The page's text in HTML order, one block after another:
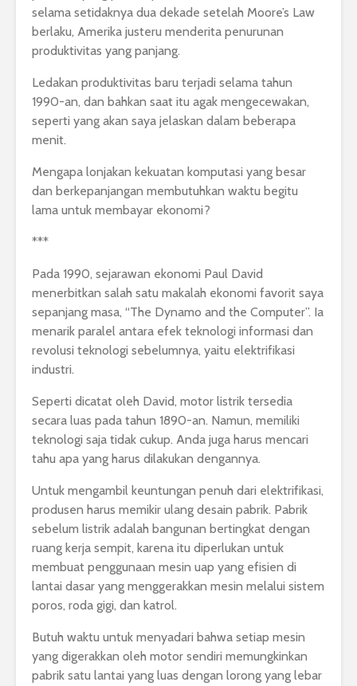
selama setidaknya dua dekade setelah Moore’s Law
berlaku, Amerika justeru menderita penurunan
produktivitas yang panjang.
Ledakan produktivitas baru terjadi selama tahun
1990-an, dan bahkan saat itu agak mengecewakan,
seperti yang akan saya jelaskan dalam beberapa
menit.
Mengapa lonjakan kekuatan komputasi yang besar
dan berkepanjangan membutuhkan waktu begitu
lama untuk membayar ekonomi?
***
Pada 1990, sejarawan ekonomi Paul David
menerbitkan salah satu makalah ekonomi favorit saya
sepanjang masa, “The Dynamo and the Computer”. Ia
menarik paralel antara efek teknologi informasi dan
revolusi teknologi sebelumnya, yaitu elektrifikasi
industri.
Seperti dicatat oleh David, motor listrik tersedia
secara luas pada tahun 1890-an. Namun, memiliki
teknologi saja tidak cukup. Anda juga harus mencari
tahu apa yang harus dilakukan dengannya.
Untuk mengambil keuntungan penuh dari elektrifikasi,
produsen harus memikir ulang desain pabrik. Pabrik
sebelum listrik adalah bangunan bertingkat dengan
ruang kerja sempit, karena itu diperlukan untuk
membuat penggunaan mesin uap yang efisien di
lantai dasar yang menggerakkan mesin melalui sistem
poros, roda gigi, dan katrol.
Butuh waktu untuk menyadari bahwa setiap mesin
yang digerakkan oleh motor sendiri memungkinkan
pabrik satu lantai yang luas dengan lorong yang lebar